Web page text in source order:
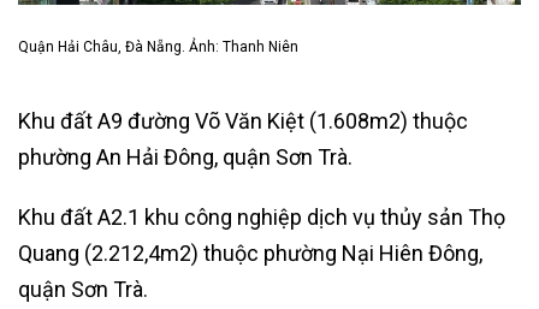
Quận Hải Châu, Đà Nẵng. Ảnh: Thanh Niên
Khu đất A9 đường Võ Văn Kiệt (1.608m2) thuộc
phường An Hải Đông, quận Sơn Trà.
Khu đất A2.1 khu công nghiệp dịch vụ thủy sản Thọ
Quang (2.212,4m2) thuộc phường Nại Hiên Đông,
quận Sơn Trà.